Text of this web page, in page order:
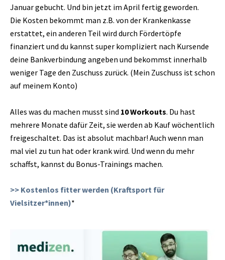
Januar gebucht. Und bin jetzt im April fertig geworden.
Die Kosten bekommt man z.B. von der Krankenkasse
erstattet, ein anderen Teil wird durch Fördertöpfe
finanziert und du kannst super kompliziert nach Kursende
deine Bankverbindung angeben und bekommst innerhalb
weniger Tage den Zuschuss zurück. (Mein Zuschuss ist schon
auf meinem Konto)
Alles was du machen musst sind 10 Workouts. Du hast
mehrere Monate dafür Zeit, sie werden ab Kauf wöchentlich
freigeschaltet. Das ist absolut machbar! Auch wenn man
mal viel zu tun hat oder krank wird. Und wenn du mehr
schaffst, kannst du Bonus-Trainings machen.
>> Kostenlos fitter werden (Kraftsport für
Vielsitzer*innen)*